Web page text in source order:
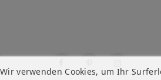
Wir verwenden Cookies, um Ihr